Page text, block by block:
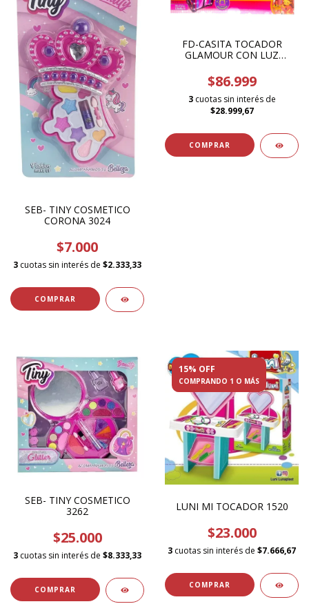
SEB- TINY COSMETICO
CORONA 3024
$7.000
3 cuotas sin interés de $2.333,33
FD-CASITA TOCADOR
GLAMOUR CON LUZ
$86.999
3 cuotas sin interés de
$28.999,67
SEB- TINY COSMETICO
3262
$25.000
3 cuotas sin interés de $8.333,33
15% OFF
COMPRANDO 1 O MÁS
LUNI MI TOCADOR 1520
$23.000
3 cuotas sin interés de $7.666,67